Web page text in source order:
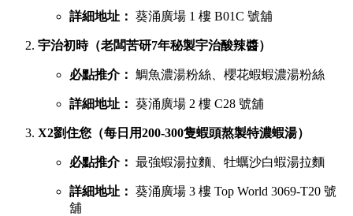
詳細地址： 葵涌廣場 1 樓 B01C 號舖
宇治初時（老闆苦研7年秘製宇治酸辣醬）
必點推介： 鯛魚濃湯粉絲、櫻花蝦蝦濃湯粉絲
詳細地址： 葵涌廣場 2 樓 C28 號舖
X2劉住您（每日用200-300隻蝦頭熬製特濃蝦湯）
必點推介： 最強蝦湯拉麵、牡蠣沙白蝦湯拉麵
詳細地址： 葵涌廣場 3 樓 Top World 3069-T20 號
舖